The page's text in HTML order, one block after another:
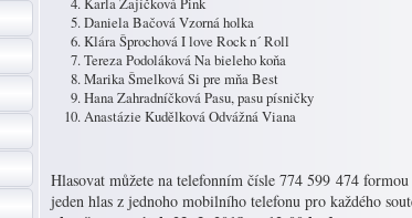
Daniela Bačová Vzorná holka
Klára Šprochová I love Rock n´ Roll
Tereza Podoláková Na bieleho koňa
Marika Šmelková Si pre mňa Best
Hana Zahradníčková Pasu, pasu písničky
Anastázie Kudělková Odvážná Viana
Hlasovat můžete na telefonním čísle 774 599 474
jeden hlas z jednoho mobilního telefonu pro každého